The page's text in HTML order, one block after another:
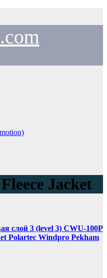
Jacket
слой 3 (level 3) CWU-100P
Polartec Windpro Pekham